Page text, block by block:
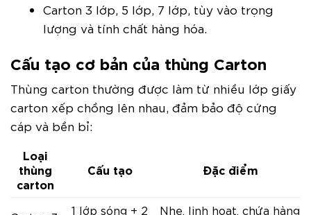
Carton 3 lớp, 5 lớp, 7 lớp, tùy vào trọng
lượng và tính chất hàng hóa.
Cấu tạo cơ bản của thùng Carton
Thùng carton thường được làm từ nhiều lớp giấy
carton xếp chồng lên nhau, đảm bảo độ cứng
cáp và bền bỉ:
Loại
thùng
carton
Cấu tạo Đặc điểm
1 lớp sóng + 2
Nhẹ, linh hoạt, chứa hàng